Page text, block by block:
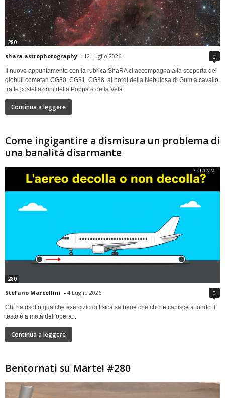
280
shara.astrophotography - 12 Luglio 2026 0
Il nuovo appuntamento con la rubrica ShaRA ci accompagna alla scoperta dei
globuli cometari CG30, CG31, CG38, ai bordi della Nebulosa di Gum a cavallo
tra le costellazioni della Poppa e della Vela
Continua a leggere
Come ingigantire a dismisura un problema di
una banalità disarmante
280
Stefano Marcellini - 4 Luglio 2026 0
Chi ha risolto qualche esercizio di fisica sa bene che chi ne capisce a fondo il
testo è a metà dell'opera...
Continua a leggere
Bentornati su Marte! #280